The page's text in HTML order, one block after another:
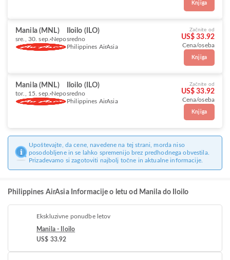
Knjiga
Manila (MNL) Iloilo (ILO)
sre., 30. sep. Neposredno
Philippines AirAsia
Začnite od
US$ 33.92
Cena/oseba
Knjiga
Manila (MNL) Iloilo (ILO)
tor., 15. sep. Neposredno
Philippines AirAsia
Začnite od
US$ 33.92
Cena/oseba
Knjiga
Upoštevajte, da cene, navedene na tej strani, morda niso
posodobljene in se lahko spremenijo brez predhodnega obvestila.
Prizadevamo si zagotoviti najbolj točne in aktualne informacije.
Philippines AirAsia Informacije o letu od Manila do Iloilo
Ekskluzivne ponudbe letov
Manila - Iloilo
US$ 33.92